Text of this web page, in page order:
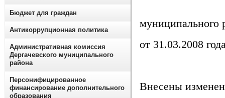
муниципального
от 31.03.2008
Внесены
Бюджет для граждан
Антикоррупционная политика
Административная комиссия
Дергачевского муниципального
района
Персонифицированное
финансирование дополнительного
образования